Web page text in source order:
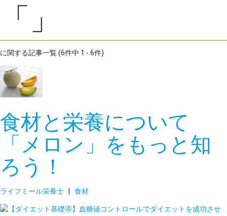
「」
に関する記事一覧 (6件中 1 - 6件)
食材と栄養について
「メロン」をもっと知
ろう！
ライフミール栄養士 | 食材